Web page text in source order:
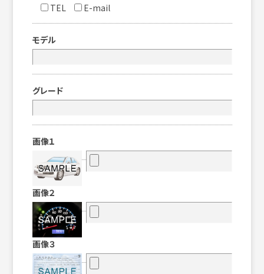
TEL
E-mail
モデル
グレード
画像１
画像２
画像３